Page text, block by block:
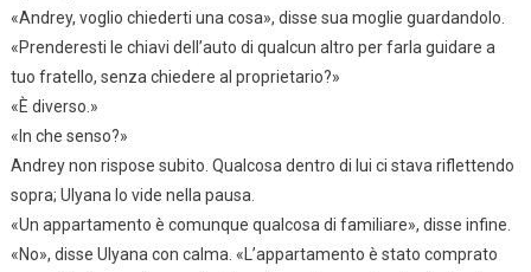
«Andrey, voglio chiederti una cosa», disse sua moglie guardandolo.
«Prenderesti le chiavi dell’auto di qualcun altro per farla guidare a
tuo fratello, senza chiedere al proprietario?»
«È diverso.»
«In che senso?»
Andrey non rispose subito. Qualcosa dentro di lui ci stava riflettendo
sopra; Ulyana lo vide nella pausa.
«Un appartamento è comunque qualcosa di familiare», disse infine.
«No», disse Ulyana con calma. «L’appartamento è stato comprato